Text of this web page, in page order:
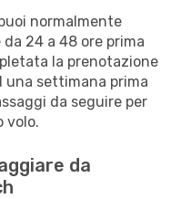
normalmente
24 a 48 ore prima
la prenotazione
una settimana prima
da seguire per
volo.
da